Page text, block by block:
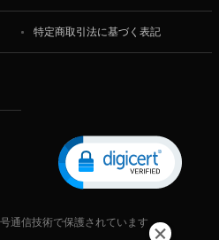
特定商取引法に基づく表記
通信技術で保護されています